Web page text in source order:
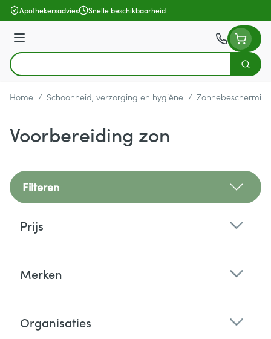
Ga naar de inhoud
Apothekersadvies Snelle beschikbaarheid
Menu
Product, merk, categorie...
Zoek
Home / Schoonheid, verzorging en hygiëne / Zonnebescherming
Voorbereiding zon
Filteren
Prijs
Merken
Organisaties